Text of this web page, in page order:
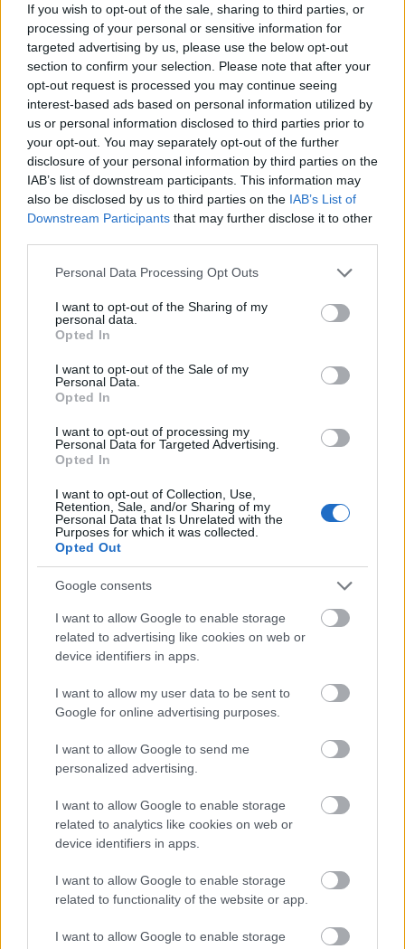
If you wish to opt-out of the sale, sharing to third parties, or
processing of your personal or sensitive information for
targeted advertising by us, please use the below opt-out
section to confirm your selection. Please note that after your
opt-out request is processed you may continue seeing
interest-based ads based on personal information utilized by
us or personal information disclosed to third parties prior to
your opt-out. You may separately opt-out of the further
disclosure of your personal information by third parties on the
IAB’s list of downstream participants. This information may
also be disclosed by us to third parties on the IAB’s List of
Downstream Participants that may further disclose it to other
Please note that this website/app uses one or more Google
not limited to your visit or usage behaviour. You may click to
grant or deny consent to Google and its third-party tags to
use your data for below specified purposes in below Google
consent section.
Personal Data Processing Opt Outs
I want to opt-out of the Sharing of my
personal data.
Opted In
I want to opt-out of the Sale of my
Personal Data.
Opted In
I want to opt-out of processing my
Personal Data for Targeted Advertising.
Opted In
I want to opt-out of Collection, Use,
Retention, Sale, and/or Sharing of my
Personal Data that Is Unrelated with the
Purposes for which it was collected.
Opted Out
Google consents
I want to allow Google to enable storage
related to advertising like cookies on web or
device identifiers in apps.
I want to allow my user data to be sent to
Google for online advertising purposes.
I want to allow Google to send me
personalized advertising.
I want to allow Google to enable storage
related to analytics like cookies on web or
device identifiers in apps.
I want to allow Google to enable storage
related to functionality of the website or app.
I want to allow Google to enable storage
részvételével megrendezett eseményre az
interneten keresztül lehetett ingyenes
jegyhez jutni. Akik a megadott oldalra
látogattak, információkat kaptak a
szegénységről.
Szövegeket kellett elolvasniuk, videókat
megnézniük és a Twitteren megosztaniuk,
mindezekért pontokat kaptak. Azok kaptak
ingyenjegyet, akik a legtöbb pontot érték el.
Forrás:boon.hu
Zene Erdély
ŐSHONOSOK A HAZÁBAN
ELSTARTOLT A MŰVÉSZETEK VÖLGYE
AZ EMBERSÉG ÜNNEPE
A bejegyzés trackback címe:
Kommentek: